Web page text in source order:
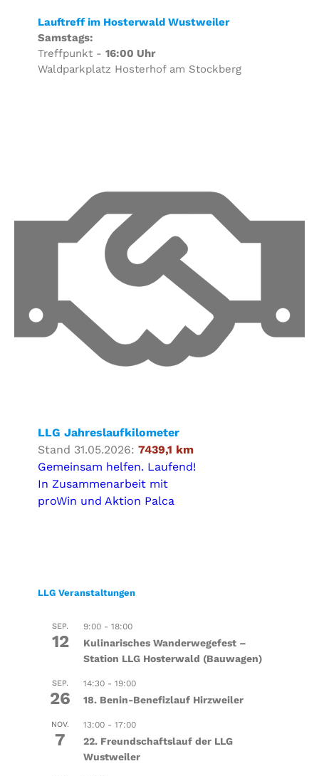
Lauftreff im Hosterwald Wustweiler
Samstags:
Treffpunkt - 16:00 Uhr
Waldparkplatz Hosterhof am Stockberg
LLG Jahreslaufkilometer
Stand 31.05.2026: 7439,1 km
Gemeinsam helfen. Laufend!
In Zusammenarbeit mit
proWin und Aktion Palca
LLG Veranstaltungen
SEP.
12
9:00- 18:00
Kulinarisches Wanderwegefest –
Station LLG Hosterwald (Bauwagen)
SEP.
26
14:30- 19:00
18. Benin-Benefizlauf Hirzweiler
NOV.
7
13:00- 17:00
22. Freundschaftslauf der LLG
Wustweiler